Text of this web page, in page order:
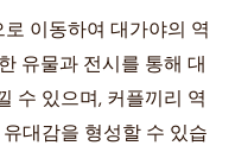
로 이동하여 대가야의 역
유물과 전시를 통해 대
수 있으며, 커플끼리 역
대감을 형성할 수 있습